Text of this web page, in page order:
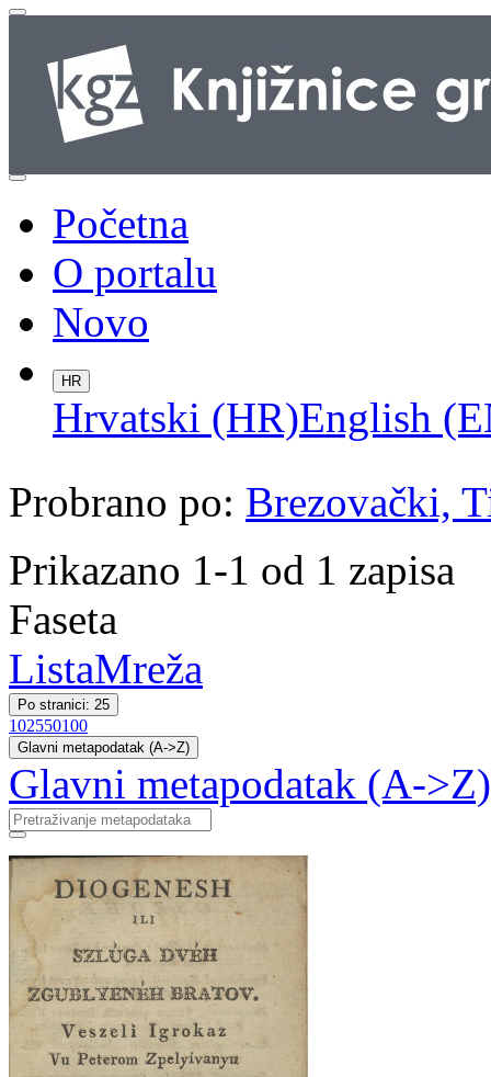
Početna
O portalu
Novo
HR
Hrvatski (HR)English
Probrano po: Brezovački,
Prikazano 1-1 od 1 zapisa
Faseta
ListaMreža
Po stranici: 25
102550100
Glavni metapodatak (A->Z)
Glavni metapodatak (A->Z)